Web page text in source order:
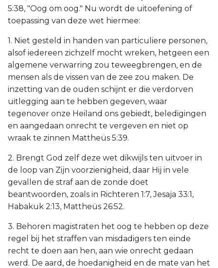
5:38, "Oog om oog." Nu wordt de uitoefening of
toepassing van deze wet hiermee:
1. Niet gesteld in handen van particuliere personen,
alsof iedereen zichzelf mocht wreken, hetgeen een
algemene verwarring zou teweegbrengen, en de
mensen als de vissen van de zee zou maken. De
inzetting van de ouden schijnt er die verdorven
uitlegging aan te hebben gegeven, waar
tegenover onze Heiland ons gebiedt, beledigingen
en aangedaan onrecht te vergeven en niet op
wraak te zinnen Mattheüs 5:39.
2. Brengt God zelf deze wet dikwijls ten uitvoer in
de loop van Zijn voorzienigheid, daar Hij in vele
gevallen de straf aan de zonde doet
beantwoorden, zoals in Richteren 1:7, Jesaja 33:1,
Habakuk 2:13, Mattheüs 26:52.
3. Behoren magistraten het oog te hebben op deze
regel bij het straffen van misdadigers ten einde
recht te doen aan hen, aan wie onrecht gedaan
werd. De aard, de hoedanigheid en de mate van het